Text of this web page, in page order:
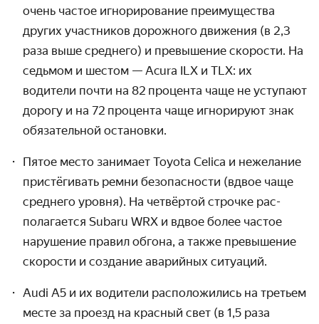
очень частое игнориро­вание преиму­щества
других участников дорожного движения (в 2,3
раза выше среднего) и превыше­ние скорости. На
седьмом и шестом — Acura ILX и TLX: их
водители почти на 82 процента чаще не уступают
дорогу и на 72 процента чаще игнорируют знак
обязательной остановки.
Пятое место занимает Toyota Celica и нежелание
пристёгивать ремни безопас­ности (вдвое чаще
среднего уровня). На четвёртой строчке рас­
полагается Subaru WRX и вдвое более частое
наруше­ние правил обгона, а также превыше­ние
скорости и создание аварийных ситуаций.
Audi A5 и их водители располо­жились на третьем
месте за проезд на красный свет (в 1,5 раза